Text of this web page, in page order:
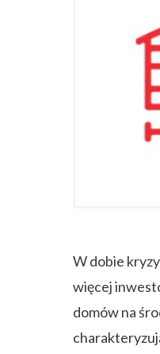
ZAPISZ
W dobie
więcej
domów na